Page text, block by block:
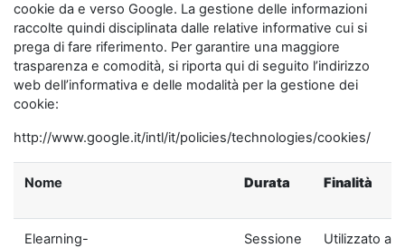
cookie da e verso Google. La gestione delle informazioni
raccolte quindi disciplinata dalle relative informative cui si
prega di fare riferimento. Per garantire una maggiore
trasparenza e comodità, si riporta qui di seguito l’indirizzo
web dell’informativa e delle modalità per la gestione dei
cookie:
http://www.google.it/intl/it/policies/technologies/cookies/
Nome Durata Finalità
Elearning-
Sessione
Utilizzato ai